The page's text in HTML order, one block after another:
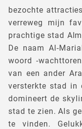
bezochte
verreweg mijn
prachtige stad
De naam Al-
woord -
van een ander
versterkte stad in
domineert de
stad te zien. Als
te vinden.